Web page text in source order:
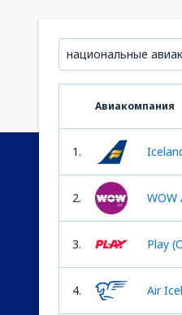
национальные
Авиакомпания
1.
2. WOW
3. Play
4. Air